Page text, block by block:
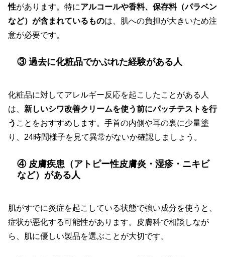
性があります。特にアルコールや香料、保存料（パラベン
など）が含まれているものは、肌への負担が大きいため注
意が必要です。
③ 過去に化粧品でかぶれた経験がある人
化粧品に対してアレルギー反応を起こしたことがある人
は、 新しいシワ改善クリームを使う前にパッチテストを行
う ことをおすすめします。手首の内側や耳の裏に少量塗
り、24時間様子を見て異常がないか確認しましょう。
④ 皮膚疾患（アトピー性皮膚炎・湿疹・ニキビ
など）がある人
肌がすでに炎症を起こしている状態で強い成分を使うと、
症状が悪化する可能性があります。皮膚科で相談しなが
ら、肌に優しい製品を選ぶことが大切です。